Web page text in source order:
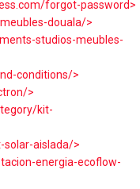
forgot-password>
douala/>
studios-meubles-
conditions/>
>
kit-
aislada/>
energia-ecoflow-